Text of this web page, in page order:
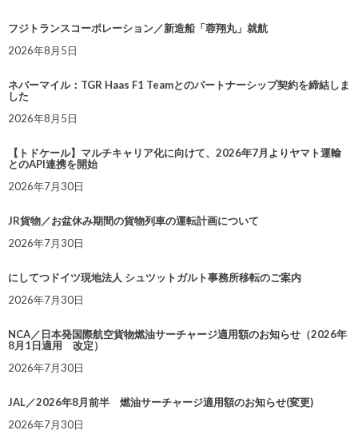
フジトランスコーポレーション／新造船「蓉翔丸」就航
2026年8月5日
ネバーマイル：TGR Haas F1 Teamとのパートナーシップ契約を締結しま
した
2026年8月5日
【トドケール】マルチキャリア化に向けて、2026年7月よりヤマト運輸
とのAPI連携を開始
2026年7月30日
JR貨物／お盆休み期間の貨物列車の運転計画について
2026年7月30日
にしてつドイツ現地法人 シュツットガルト事務所移転のご案内
2026年7月30日
NCA／日本発国際航空貨物燃油サーチャージ適用額のお知らせ（2026年
8月1日適用 改定）
2026年7月30日
JAL／2026年8月前半 燃油サーチャージ適用額のお知らせ(変更)
2026年7月30日